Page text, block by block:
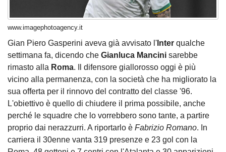
www.imagephotoagency.it
Gian Piero Gasperini aveva già avvisato l' Inter qualche
settimana fa, dicendo che Gianluca Mancini sarebbe
rimasto alla Roma. Il difensore giallorosso oggi è più
vicino alla permanenza, con la società che ha migliorato la
sua offerta per il rinnovo del contratto del classe '96.
L'obiettivo è quello di chiudere il prima possibile, anche
perché le squadre che lo vorrebbero sono tante, a partire
proprio dai nerazzurri. A riportarlo è Fabrizio Romano. In
carriera il 30enne vanta 319 presenze e 23 gol con la